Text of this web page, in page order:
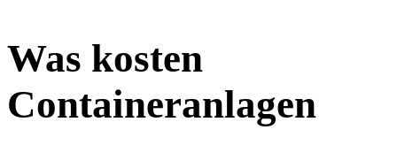
Was kosten
Containeranlagen